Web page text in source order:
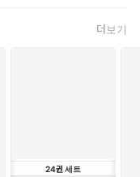
더보기
24권 세트